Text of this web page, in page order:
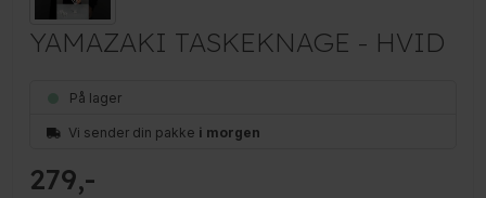
YAMAZAKI TASKEKNAGE - HVID
På lager
Vi sender din pakke i morgen
279